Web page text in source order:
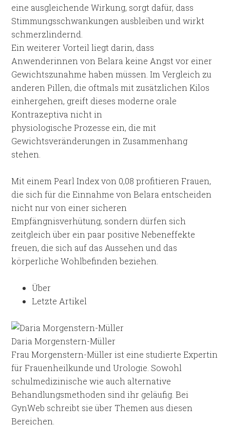
eine ausgleichende Wirkung, sorgt dafür, dass
Stimmungsschwankungen ausbleiben und wirkt
schmerzlindernd.
Ein weiterer Vorteil liegt darin, dass
Anwenderinnen von Belara keine Angst vor einer
Gewichtszunahme haben müssen. Im Vergleich zu
anderen Pillen, die oftmals mit zusätzlichen Kilos
einhergehen, greift dieses moderne orale
Kontrazeptiva nicht in
physiologische Prozesse ein, die mit
Gewichtsveränderungen in Zusammenhang
stehen.
Mit einem Pearl Index von 0,08 profitieren Frauen,
die sich für die Einnahme von Belara entscheiden
nicht nur von einer sicheren
Empfängnisverhütung, sondern dürfen sich
zeitgleich über ein paar positive Nebeneffekte
freuen, die sich auf das Aussehen und das
körperliche Wohlbefinden beziehen.
Über
Letzte Artikel
Daria Morgenstern-Müller
Frau Morgenstern-Müller ist eine studierte Expertin
für Frauenheilkunde und Urologie. Sowohl
schulmedizinische wie auch alternative
Behandlungsmethoden sind ihr geläufig. Bei
GynWeb schreibt sie über Themen aus diesen
Bereichen.